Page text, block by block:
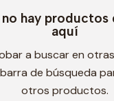
hay productos
aquí
a buscar en
de búsqueda
otros productos.